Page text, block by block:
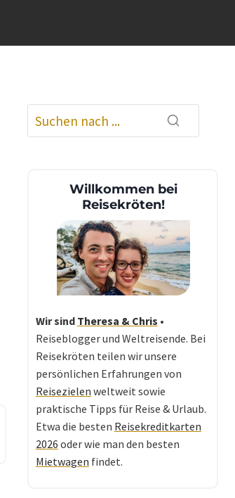
Willkommen bei
Reisekröten!
Wir sind Theresa & Chris •
Reiseblogger und Weltreisende. Bei
Reisekröten teilen wir unsere
persönlichen Erfahrungen von
Reisezielen weltweit sowie
praktische Tipps für Reise & Urlaub.
Etwa die besten Reisekreditkarten
2026 oder wie man den besten
Mietwagen findet.